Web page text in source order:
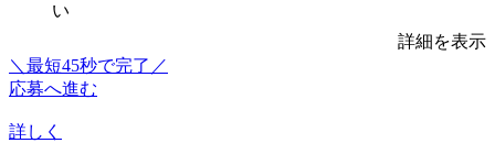
い
詳細を表示
＼最短45秒で完了／
応募へ進む
詳しく